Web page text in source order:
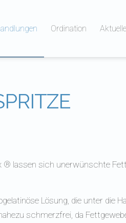
Ordination
® lassen sich unerwünschte
Lösung, die unter die
schmerzfrei, da